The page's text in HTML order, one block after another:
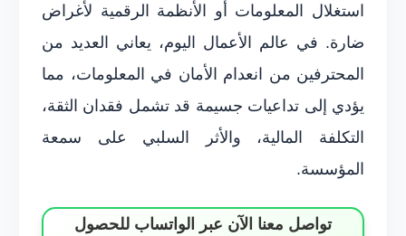
استغلال المعلومات أو الأنظمة الرقمية لأغراض
ضارة. في عالم الأعمال اليوم، يعاني العديد من
المحترفين من انعدام الأمان في المعلومات، مما
يؤدي إلى تداعيات جسيمة قد تشمل فقدان الثقة،
التكلفة المالية، والأثر السلبي على سمعة
المؤسسة.
تواصل معنا الآن عبر الواتساب للحصول